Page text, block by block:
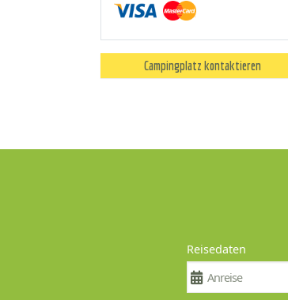
Campingplatz kontaktieren
Reisedaten